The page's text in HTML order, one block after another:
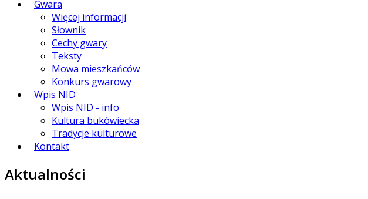
Gwara
Więcej informacji
Słownik
Cechy gwary
Teksty
Mowa mieszkańców
Konkurs gwarowy
Wpis NID
Wpis NID - info
Kultura bukówiecka
Tradycje kulturowe
Kontakt
Aktualności